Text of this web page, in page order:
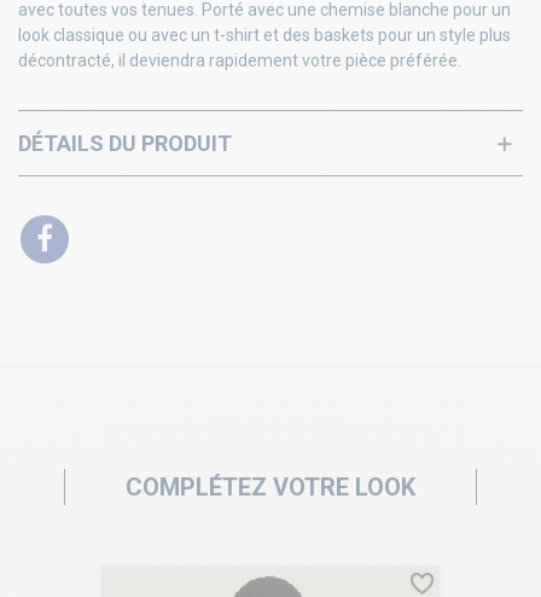
avec toutes vos tenues. Porté avec une chemise blanche pour un
look classique ou avec un t-shirt et des baskets pour un style plus
décontracté, il deviendra rapidement votre pièce préférée.
DÉTAILS DU PRODUIT
COMPLÉTEZ VOTRE LOOK